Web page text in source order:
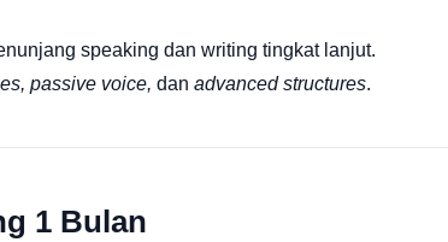
speaking dan writing tingkat lanjut.
passive voice, dan advanced structures.
1 Bulan